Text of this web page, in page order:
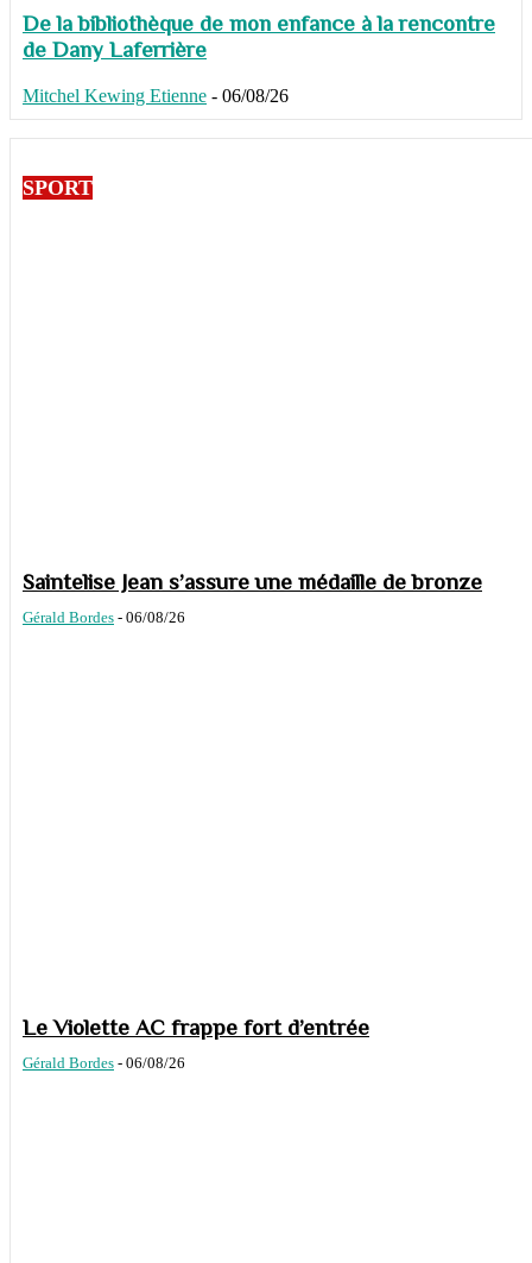
De la bibliothèque de mon enfance à la rencontre
de Dany Laferrière
Mitchel Kewing Etienne - 06/08/26
SPORT
Saintelise Jean s’assure une médaille de bronze
Gérald Bordes - 06/08/26
Le Violette AC frappe fort d’entrée
Gérald Bordes - 06/08/26